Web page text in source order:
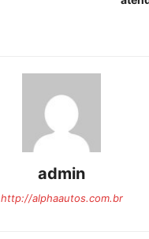
admin
http://alphaautos.com.br